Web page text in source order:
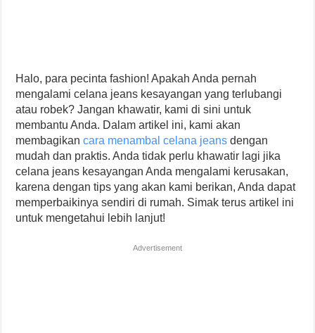
Halo, para pecinta fashion! Apakah Anda pernah
mengalami celana jeans kesayangan yang terlubangi
atau robek? Jangan khawatir, kami di sini untuk
membantu Anda. Dalam artikel ini, kami akan
membagikancara menambal celana jeans dengan
mudah dan praktis. Anda tidak perlu khawatir lagi jika
celana jeans kesayangan Anda mengalami kerusakan,
karena dengan tips yang akan kami berikan, Anda dapat
memperbaikinya sendiri di rumah. Simak terus artikel ini
untuk mengetahui lebih lanjut!
Advertisement